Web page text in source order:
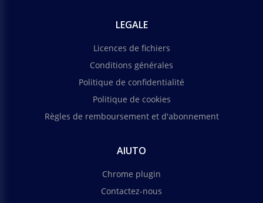
LEGALE
Licences de fichiers
Conditions générales
Politique de confidentialité
Politique de cookies
Règles de remboursement et d'abonnement
AIUTO
Chrome plugin
Contactez-nous